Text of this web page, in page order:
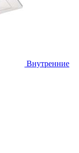
Внутренние